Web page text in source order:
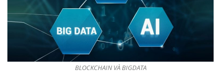
BLOCKCHAIN VÀ BIGDATA